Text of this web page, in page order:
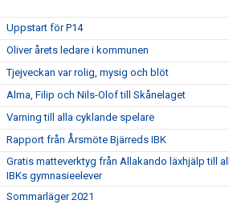
Uppstart för P14
Oliver årets ledare i kommunen
Tjejveckan var rolig, mysig och blöt
Alma, Filip och Nils-Olof till Skånelaget
Varning till alla cyklande spelare
Rapport från Årsmöte Bjärreds IBK
Gratis matteverktyg från Allakando läxhjälp till
IBKs gymnasieelever
Sommarläger 2021